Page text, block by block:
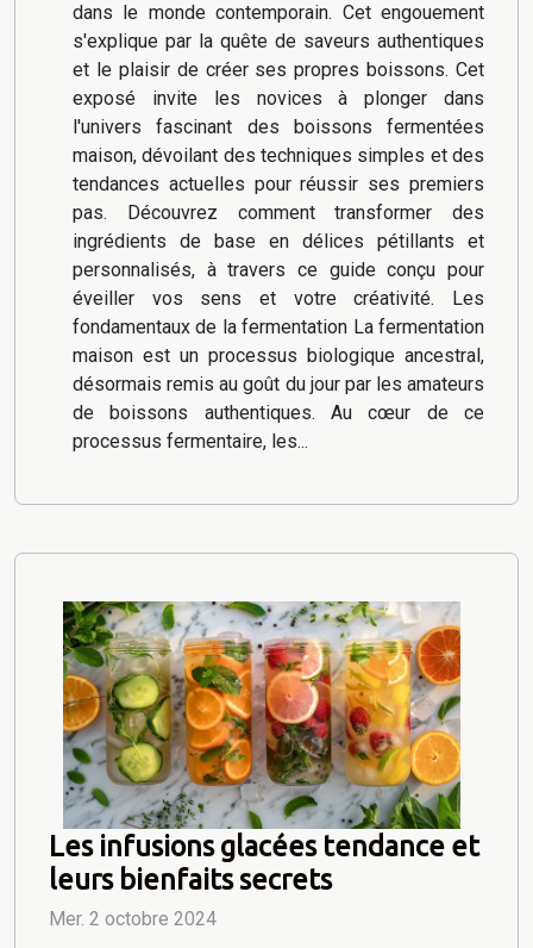
dans le monde contemporain. Cet engouement
s'explique par la quête de saveurs authentiques
et le plaisir de créer ses propres boissons. Cet
exposé invite les novices à plonger dans
l'univers fascinant des boissons fermentées
maison, dévoilant des techniques simples et des
tendances actuelles pour réussir ses premiers
pas. Découvrez comment transformer des
ingrédients de base en délices pétillants et
personnalisés, à travers ce guide conçu pour
éveiller vos sens et votre créativité. Les
fondamentaux de la fermentation La fermentation
maison est un processus biologique ancestral,
désormais remis au goût du jour par les amateurs
de boissons authentiques. Au cœur de ce
processus fermentaire, les...
Les infusions glacées tendance et
leurs bienfaits secrets
Mer. 2 octobre 2024